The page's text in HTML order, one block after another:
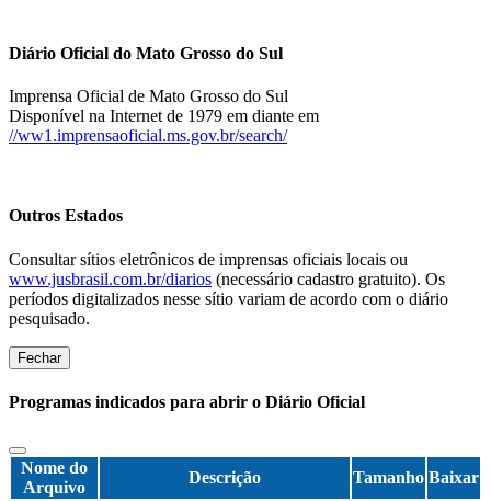
Diário Oficial do Mato Grosso do Sul
Imprensa Oficial de Mato Grosso do Sul
Disponível na Internet de 1979 em diante em
//ww1.imprensaoficial.ms.gov.br/search/
Outros Estados
Consultar sítios eletrônicos de imprensas oficiais locais ou
www.jusbrasil.com.br/diarios (necessário cadastro gratuito). Os
períodos digitalizados nesse sítio variam de acordo com o diário
pesquisado.
Fechar
Programas indicados para abrir o Diário Oficial
Nome do
Arquivo
Descrição Tamanho Baixar